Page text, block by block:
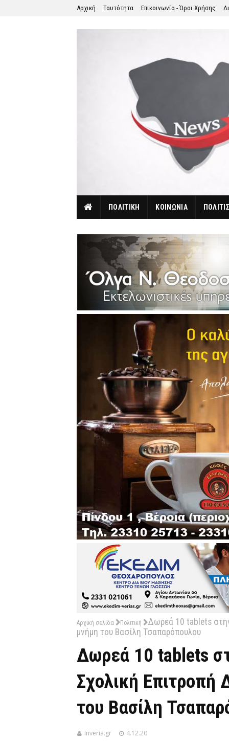
Αρχική Ταυτότητα Επικοινωνία - Όροι Χρήσης
ΠΟΛΙΤΙΚΗ ΚΟΙΝΩΝΙΑ
Αρχική σελίδα Πολιτική
Δωρεά 10 tablets
μνήμη του Βασίλη Τσαπαρόπουλου
Δωρεά 10 tablets
Σχολική Επιτροπή
του Βασίλη
Inveria.gr 4.12.20